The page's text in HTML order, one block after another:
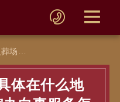
仪馆办白事服务怎么走？
体在什么地